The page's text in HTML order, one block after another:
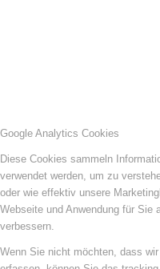
Google Analytics Cookies
Diese Cookies sammeln
verwendet werden, um zu
oder wie effektiv unsere
Webseite und Anwendung für Sie
verbessern.
Wenn Sie nicht möchten, dass